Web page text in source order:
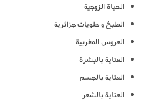
الحياة الزوجية
الطبخ و حلويات جزائرية
العروس المغربية
العناية بالبشرة
العناية بالجسم
العناية بالشعر